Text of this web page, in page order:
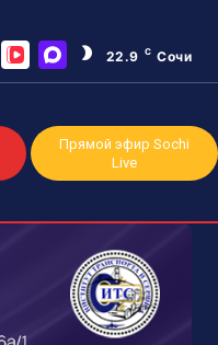
22.9 C Сочи
Прямой эфир Sochi
Live